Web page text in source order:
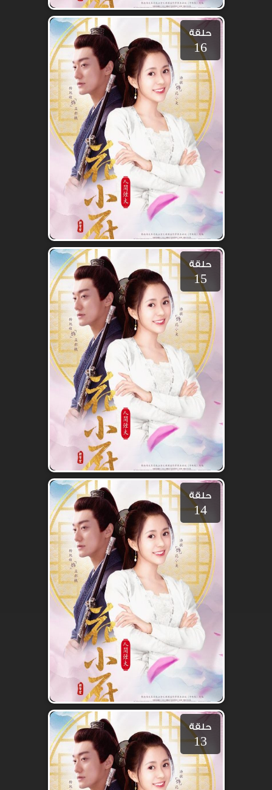
حلقة
16
حلقة
15
حلقة
14
حلقة
13